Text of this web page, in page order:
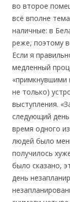
во второе
всё вполне
наличные: в
реже, поэтому
Если я
медленный
«примкнувшими
не только)
выступления.
следующий
время одного
людей было
получилось
было сказано,
день